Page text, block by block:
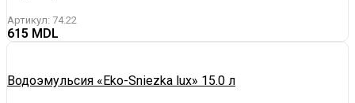
Артикул: 74.22
615
Водоэмульсия «Eko-Sniezka lux» 15.0 л